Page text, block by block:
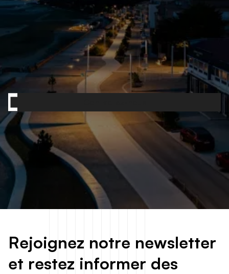
Rejoignez notre newsletter
et restez informer des